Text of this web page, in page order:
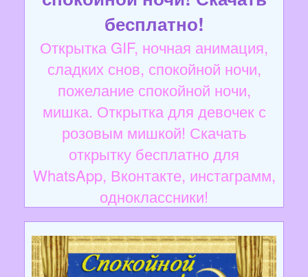
бесплатно!
Открытка GIF, ночная анимация,
сладких снов, спокойной ночи,
пожелание спокойной ночи,
мишка. Открытка для девочек с
розовым мишкой! Скачать
открытку бесплатно для
WhatsApp, Вконтакте, инстаграмм,
одноклассники!